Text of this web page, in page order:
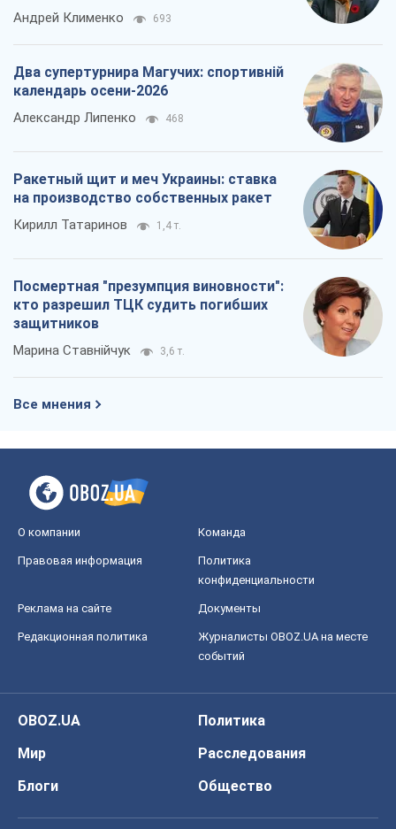
Андрей Клименко 693
Два супертурнира Магучих: спортивній
календарь осени-2026
Александр Липенко 468
Ракетный щит и меч Украины: ставка
на производство собственных ракет
Кирилл Татаринов 1,4 т.
Посмертная "презумпция виновности":
кто разрешил ТЦК судить погибших
защитников
Марина Ставнійчук 3,6 т.
Все мнения
О компании Команда
Правовая информация
Политика
конфиденциальности
Реклама на сайте Документы
Редакционная политика
Журналисты OBOZ.UA на месте
событий
OBOZ.UA
Политика
Мир
Расследования
Блоги
Общество